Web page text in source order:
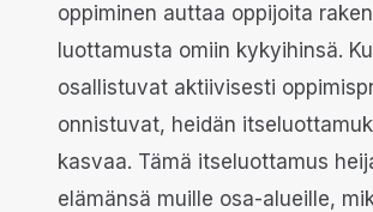
oppiminen auttaa oppijoita
luottamusta omiin kykyihinsä.
osallistuvat aktiivisesti
onnistuvat, heidän
kasvaa. Tämä itseluottamus
elämänsä muille osa-alueille,